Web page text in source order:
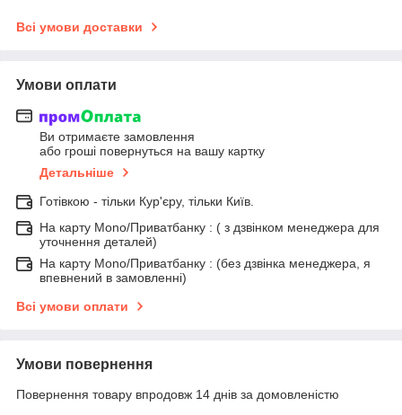
Всі умови доставки
Умови оплати
Ви отримаєте замовлення
або гроші повернуться на вашу картку
Детальніше
Готівкою - тільки Кур'єру, тільки Київ.
На карту Mono/Приватбанку : ( з дзвінком менеджера для
уточнення деталей)
На карту Mono/Приватбанку : (без дзвінка менеджера, я
впевнений в замовленні)
Всі умови оплати
Умови повернення
Повернення товару впродовж 14 днів за домовленістю